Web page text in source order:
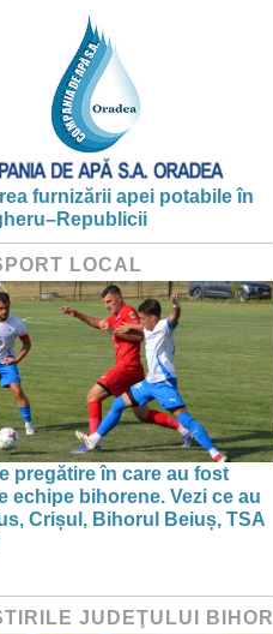
furnizării apei potabile în
LOCAL
pregătire în care au fost
echipe bihorene. Vezi ce au
Crișul, Bihorul Beiuș, TSA
JUDEŢULUI BIHOR